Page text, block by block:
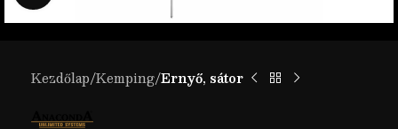
Kezdőlap Kemping Ernyő, sátor